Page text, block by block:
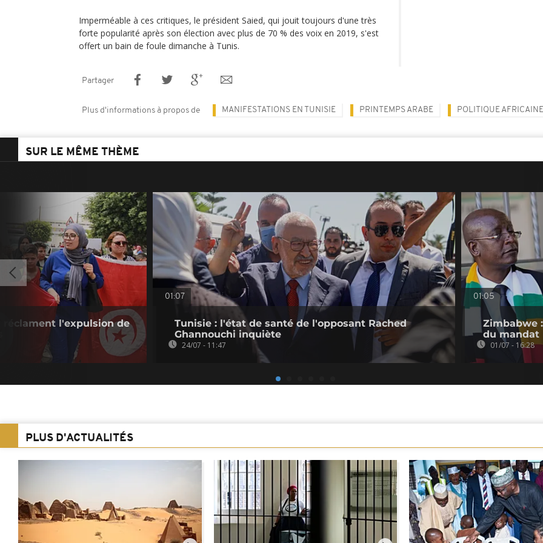
Imperméable à ces critiques, le président Saied, qui jouit toujours d'une très
forte popularité après son élection avec plus de 70 % des voix en 2019, s'est
offert un bain de foule dimanche à Tunis.
Partager
Plus d'informations à propos de MANIFESTATIONS EN TUNISIE PRINTEMPS ARABE POLITIQUE AFRICAINE
SUR LE MÊME THÈME
réclament l'expulsion de
01:07
Tunisie : l'état de santé de l'opposant Rached
Ghannouchi inquiète
24/07 - 11:47
01:05
Zimbabwe
du mandat
01/07 - 16:28
PLUS D'ACTUALITÉS